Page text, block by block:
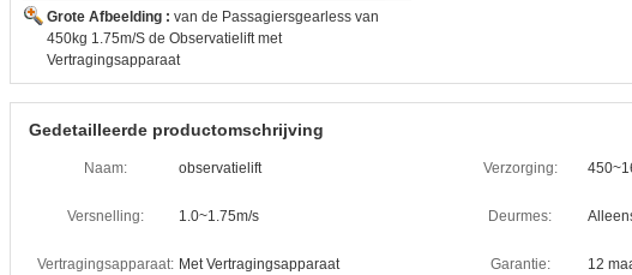
Grote Afbeelding : van de Passagiersgearless van
450kg 1.75m/S de Observatielift met
Vertragingsapparaat
Gedetailleerde productomschrijving
Naam: observatielift Verzorging:
Versnelling: 1.0~1.75m/s Deurmes:
Vertragingsapparaat: Met Vertragingsapparaat Garantie: 12